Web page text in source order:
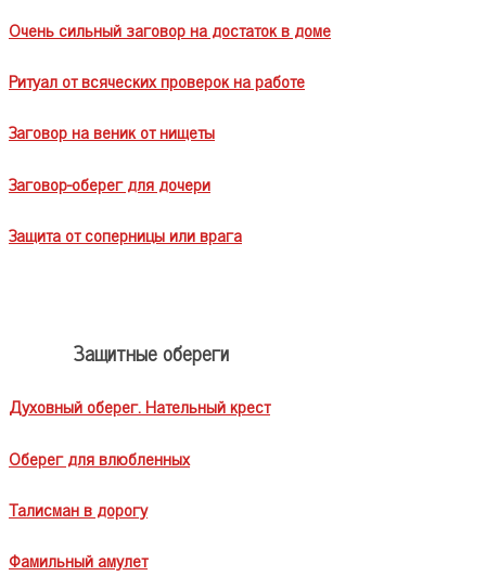
Очень сильный заговор на достаток в доме
Ритуал от всяческих проверок на работе
Заговор на веник от нищеты
Заговор-оберег для дочери
Защита от соперницы или врага
Защитные обереги
Духовный оберег. Нательный крест
Оберег для влюбленных
Талисман в дорогу
Фамильный амулет